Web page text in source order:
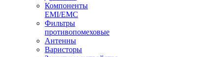
Компоненты
EMI/EMC
Фильтры
противопомеховые
Антенны
Варисторы